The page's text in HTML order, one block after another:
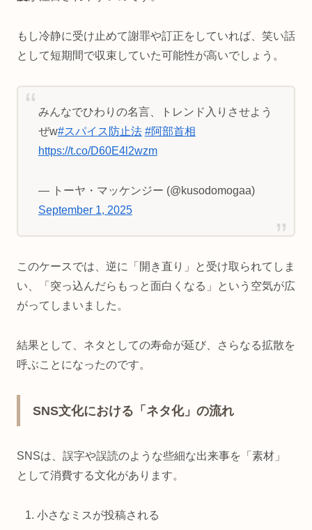
もし冷静に受け止めて謝罪や訂正をしていれば、笑い話
として短期間で収束していた可能性が高いでしょう。
みんなでひわりの名言、トレンド入りさせよう
ぜw#スパイス防止法 #阿部首相
https://t.co/D60E4l2wzm
— トーヤ・マッケンジー (@kusodomogaa)
September 1, 2025
このケースでは、逆に「開き直り」と受け取られてしま
い、「突っ込んだらもっと面白くなる」という空気が広
がってしまいました。
結果として、ネタとしての寿命が延び、さらなる拡散を
呼ぶことになったのです。
SNS文化における「ネタ化」の流れ
SNSは、誤字や誤読のような些細な出来事を「素材」
として消費する文化があります。
小さなミスが投稿される